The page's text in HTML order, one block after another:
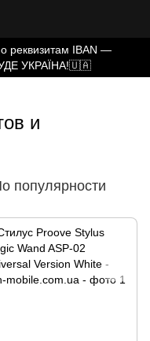
реквизитам IBAN —
УКРАЇНА!🇺🇦
и
популярности